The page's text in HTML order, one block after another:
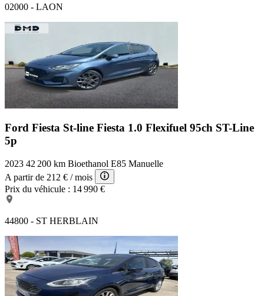
02000 - LAON
Ford Fiesta St-line Fiesta 1.0 Flexifuel 95ch ST-Line
5p
2023 42 200 km Bioethanol E85 Manuelle
A partir de 212 € / mois
Prix du véhicule : 14 990 €
44800 - ST HERBLAIN